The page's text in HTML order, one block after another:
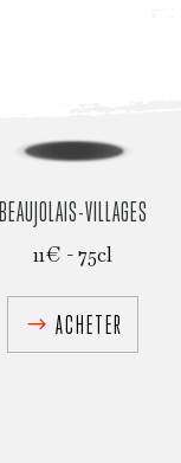
BEAUJOLAIS-VILLAGES
11€ - 75cl
ACHETER